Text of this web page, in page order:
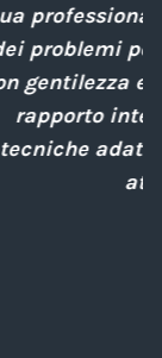
tempestiva
degli anni,
gestione del
sempre